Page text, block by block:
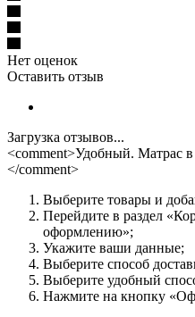
Нет оценок
Оставить отзыв
Загрузка отзывов...
<comment>Удобный. Матрас
</comment>
Выберите товары и
Перейдите в раздел
оформлению»;
Укажите ваши данные;
Выберите способ
Выберите удобный
Нажмите на кнопку